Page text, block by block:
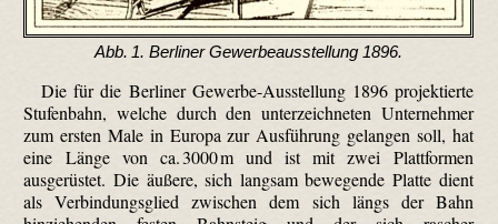
Abb. 1. Berliner Gewerbeausstellung 1896.
Die für die Berliner Gewerbe-Ausstellung 1896 projektierte
Stufenbahn, welche durch den unterzeichneten Unternehmer
zum ersten Male in Europa zur Ausführung gelangen soll, hat
eine Länge von ca. 3000 m und ist mit zwei Plattformen
ausgerüstet. Die äußere, sich langsam bewegende Platte dient
als Verbindungsglied zwischen dem sich längs der Bahn